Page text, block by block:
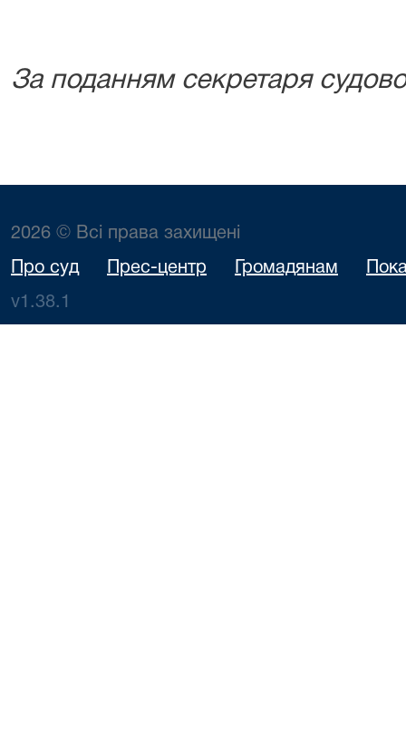
За поданням секретаря
2026 © Всі права захищені
Про суд Прес-центр Громадянам
v1.38.1